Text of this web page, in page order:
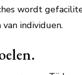
wordt
individuen.